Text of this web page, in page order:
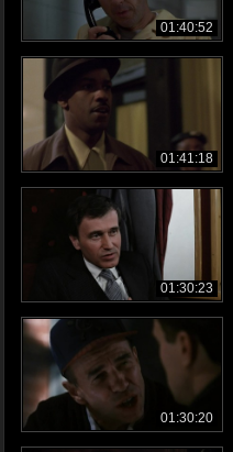
01:40:52
01:41:18
01:30:23
01:30:20